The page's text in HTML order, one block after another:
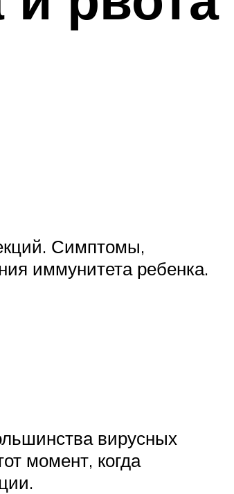
Симптомы,
иммунитета ребенка.
вирусных
момент, когда